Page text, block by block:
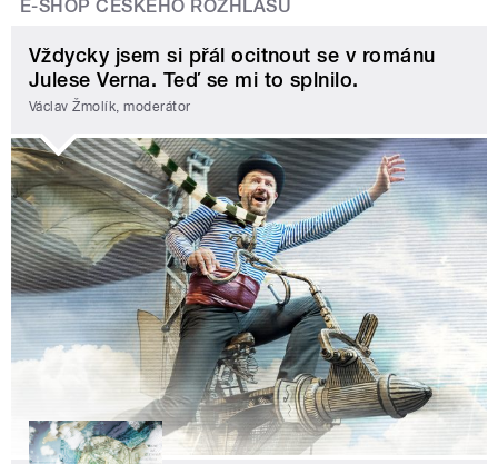
E-SHOP ČESKÉHO ROZHLASU
Vždycky jsem si přál ocitnout se v románu
Julese Verna. Teď se mi to splnilo.
Václav Žmolík, moderátor